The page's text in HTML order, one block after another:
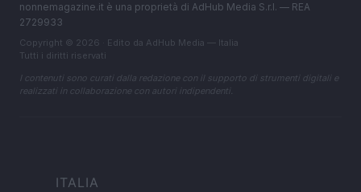
nonnemagazine.it è una proprietà di AdHub Media S.r.l. — REA
2729933
Copyright © 2026 · Edito da AdHub Media — Italia
Tutti i diritti riservati
I contenuti sono curati dalla redazione con il supporto di strumenti digitali e
realizzati in collaborazione con autori indipendenti.
ITALIA